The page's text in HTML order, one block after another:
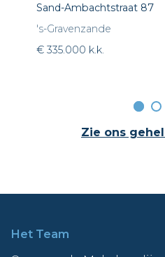
Sand-Ambachtstraat 87
's-Gravenzande
€ 335.000 k.k.
Zie ons
Het Team